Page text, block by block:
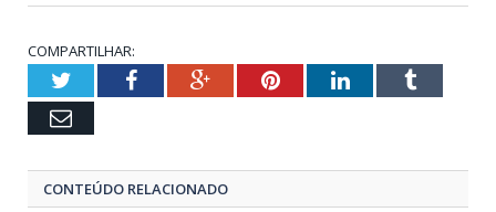
COMPARTILHAR:
TwitterFacebookGoogle+PinterestLinkedInTumblr
Email
CONTEÚDO RELACIONADO